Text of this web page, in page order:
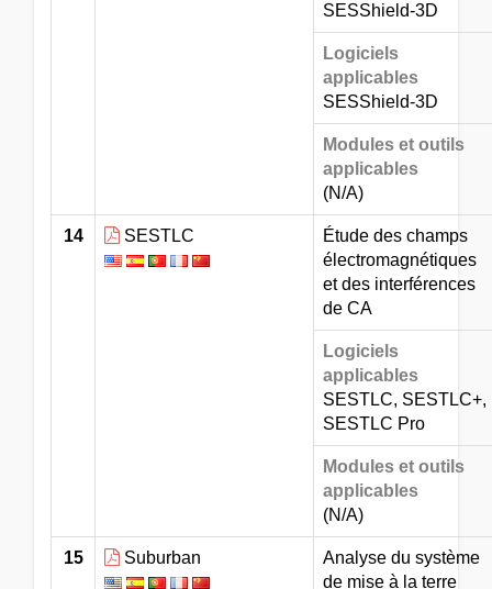
SESShield-3D
Logiciels
applicables
SESShield-3D
Modules et outils
applicables
(N/A)
14 SESTLC
Étude des champs
électromagnétiques
et des interférences
de CA
Logiciels
applicables
SESTLC, SESTLC+,
SESTLC Pro
Modules et outils
applicables
(N/A)
15 Suburban
Analyse du système
de mise à la terre